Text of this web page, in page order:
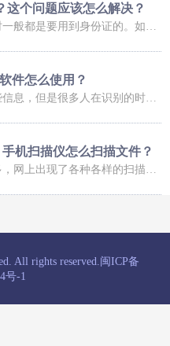
这个问题应该怎么解决？
件怎么使用？
机扫描仪怎么扫描文件？
All rights reserved. 闽ICP备
号-1